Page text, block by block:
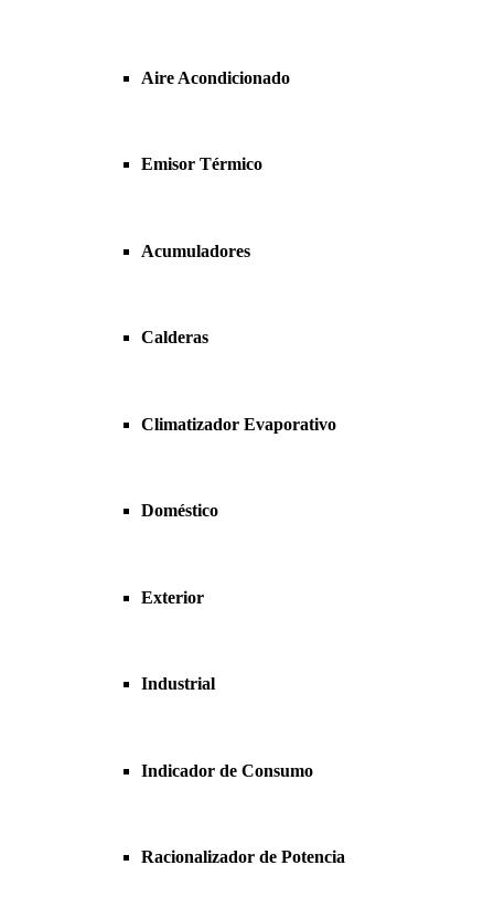
Aire Acondicionado
Emisor Térmico
Acumuladores
Calderas
Climatizador Evaporativo
Doméstico
Exterior
Industrial
Indicador de Consumo
Racionalizador de Potencia